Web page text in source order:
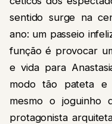
sentido surge na
ano: um passeio
função é provocar
e vida para
modo tão pateta e
mesmo o joguinho
protagonista